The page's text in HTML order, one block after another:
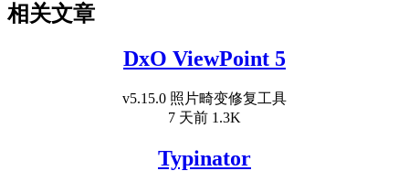
相关文章
DxO ViewPoint 5
v5.15.0 照片畸变修复工具
7 天前 1.3K
Typinator